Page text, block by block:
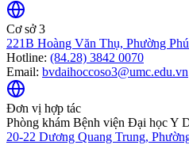
Cơ sở 3
221B Hoàng Văn Thụ, Phường
Hotline: (84.28) 3842 0070
Email: bvdaihoccoso3@umc.edu.vn
Đơn vị hợp tác
Phòng khám Bệnh viện Đại học Y
20-22 Dương Quang Trung,